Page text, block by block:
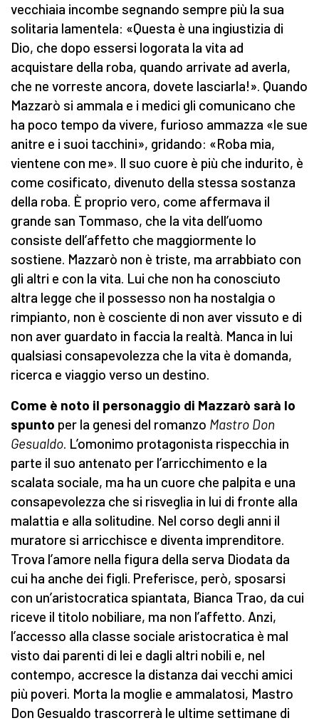
vecchiaia incombe segnando sempre più la sua
solitaria lamentela: «Questa è una ingiustizia di
Dio, che dopo essersi logorata la vita ad
acquistare della roba, quando arrivate ad averla,
che ne vorreste ancora, dovete lasciarla!». Quando
Mazzarò si ammala e i medici gli comunicano che
ha poco tempo da vivere, furioso ammazza «le sue
anitre e i suoi tacchini», gridando: «Roba mia,
vientene con me». Il suo cuore è più che indurito, è
come cosificato, divenuto della stessa sostanza
della roba. È proprio vero, come affermava il
grande san Tommaso, che la vita dell’uomo
consiste dell’affetto che maggiormente lo
sostiene. Mazzarò non è triste, ma arrabbiato con
gli altri e con la vita. Lui che non ha conosciuto
altra legge che il possesso non ha nostalgia o
rimpianto, non è cosciente di non aver vissuto e di
non aver guardato in faccia la realtà. Manca in lui
qualsiasi consapevolezza che la vita è domanda,
ricerca e viaggio verso un destino.
Come è noto il personaggio di Mazzarò sarà lo
spunto per la genesi del romanzo Mastro Don
Gesualdo. L’omonimo protagonista rispecchia in
parte il suo antenato per l’arricchimento e la
scalata sociale, ma ha un cuore che palpita e una
consapevolezza che si risveglia in lui di fronte alla
malattia e alla solitudine. Nel corso degli anni il
muratore si arricchisce e diventa imprenditore.
Trova l’amore nella figura della serva Diodata da
cui ha anche dei figli. Preferisce, però, sposarsi
con un’aristocratica spiantata, Bianca Trao, da cui
riceve il titolo nobiliare, ma non l’affetto. Anzi,
l’accesso alla classe sociale aristocratica è mal
visto dai parenti di lei e dagli altri nobili e, nel
contempo, accresce la distanza dai vecchi amici
più poveri. Morta la moglie e ammalatosi, Mastro
Don Gesualdo trascorrerà le ultime settimane di